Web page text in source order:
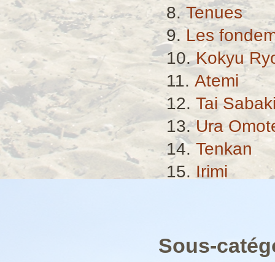
Tenues
Les
Kokyu
Atemi
Tai
Ura
Tenkan
Irimi
Sous-